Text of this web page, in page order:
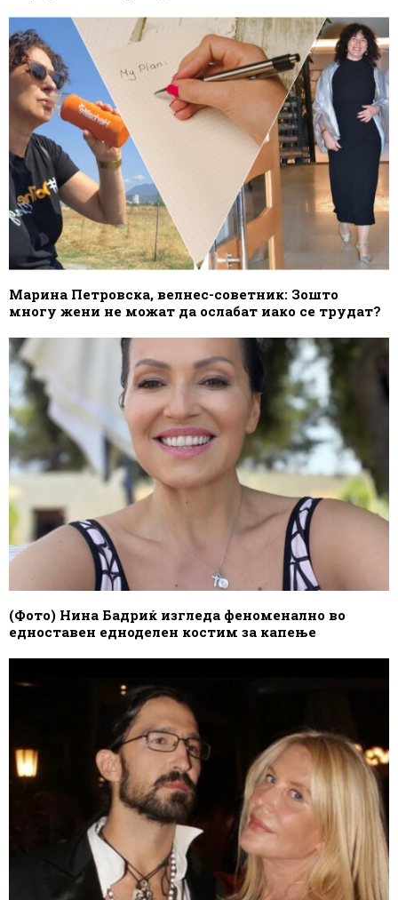
Марина Петровска, велнес-советник: Зошто
многу жени не можат да ослабат иако се трудат?
(Фото) Нина Бадриќ изгледа феноменално во
едноставен едноделен костим за капење